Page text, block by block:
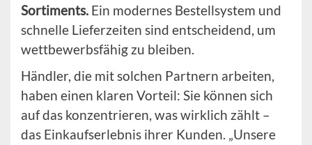
Sortiments. Ein modernes Bestellsystem und
schnelle Lieferzeiten sind entscheidend, um
wettbewerbsfähig zu bleiben.
Händler, die mit solchen Partnern arbeiten,
haben einen klaren Vorteil: Sie können sich
auf das konzentrieren, was wirklich zählt –
das Einkaufserlebnis ihrer Kunden. „Unsere